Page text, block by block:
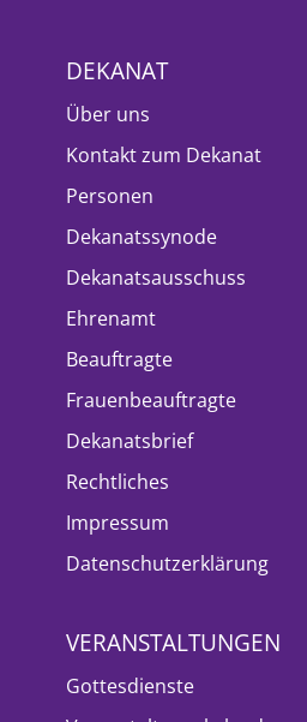
DEKANAT
Über uns
Kontakt zum Dekanat
Personen
Dekanatssynode
Dekanatsausschuss
Ehrenamt
Beauftragte
Frauenbeauftragte
Dekanatsbrief
Rechtliches
Impressum
Datenschutzerklärung
VERANSTALTUNGEN
Gottesdienste